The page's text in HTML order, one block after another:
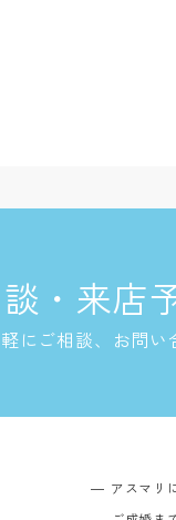
・来店
にご相談、お問い
アスマリ